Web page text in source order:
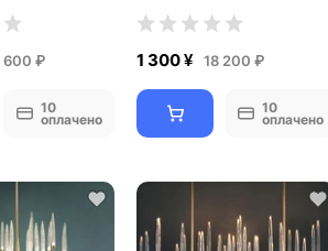
600 ₽
10
оплачено
1 300 ¥ 18 200 ₽
10
оплачено